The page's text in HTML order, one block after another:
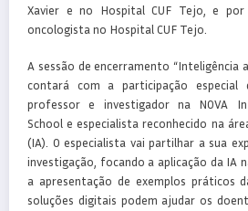
Xavier e no Hospital CUF Tejo, e por
oncologista no Hospital CUF Tejo.
A sessão de encerramento “Inteligência
contará com a participação especial
professor e investigador na NOVA
School e especialista reconhecido na
(IA). O especialista vai partilhar a sua
investigação, focando a aplicação da IA
a apresentação de exemplos práticos
soluções digitais podem ajudar os